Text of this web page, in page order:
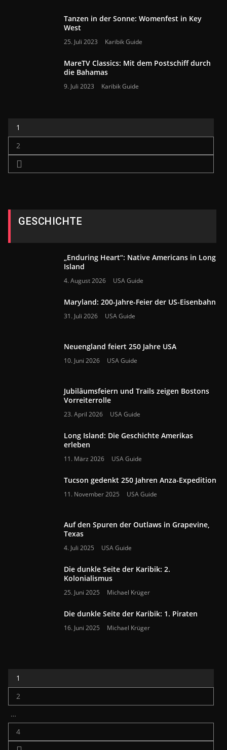
Tanzen in der Sonne: Womenfest in Key
West
25. Juli 2023 Karibik Guide
MareTV Classics: Mit dem Postschiff durch
die Bahamas
9. Juli 2023 Karibik Guide
1
2
GESCHICHTE
„Enduring Heart“: Native Americans in Long
Island
4. August 2026 USA Guide
Maryland: 200-Jahre-Feier der US-Eisenbahn
31. Juli 2026 USA Guide
Neuengland feiert 250 Jahre USA
10. Juni 2026 USA Guide
Jubiläumsfeiern und Trails zeigen Bostons
Vorreiterrolle
23. April 2026 USA Guide
Long Island: Die Geschichte Amerikas
erleben
11. März 2026 USA Guide
Tucson gedenkt 250 Jahren Anza-Expedition
11. November 2025 USA Guide
Auf den Spuren der Outlaws in Grapevine,
Texas
4. Juli 2025 USA Guide
Die dunkle Seite der Karibik: 2.
Kolonialismus
25. Juni 2025 Michael Krüger
Die dunkle Seite der Karibik: 1. Piraten
16. Juni 2025 Michael Krüger
1
2
…
4